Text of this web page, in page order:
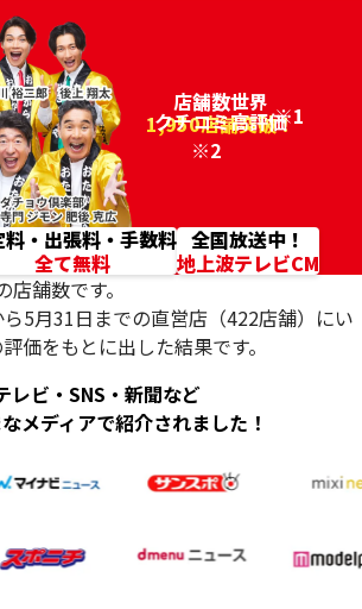
店舗数世界
1,950店舗突破！
※1
クチコミ高評価
96.2%
※2
料・出張料・手数料
全て無料
全国放送中！
地上波テレビCM
舗数です。
5月31日までの直営店（422店舗）にい
をもとに出した結果です。
レビ・SNS・新聞など
メディアで紹介されました！